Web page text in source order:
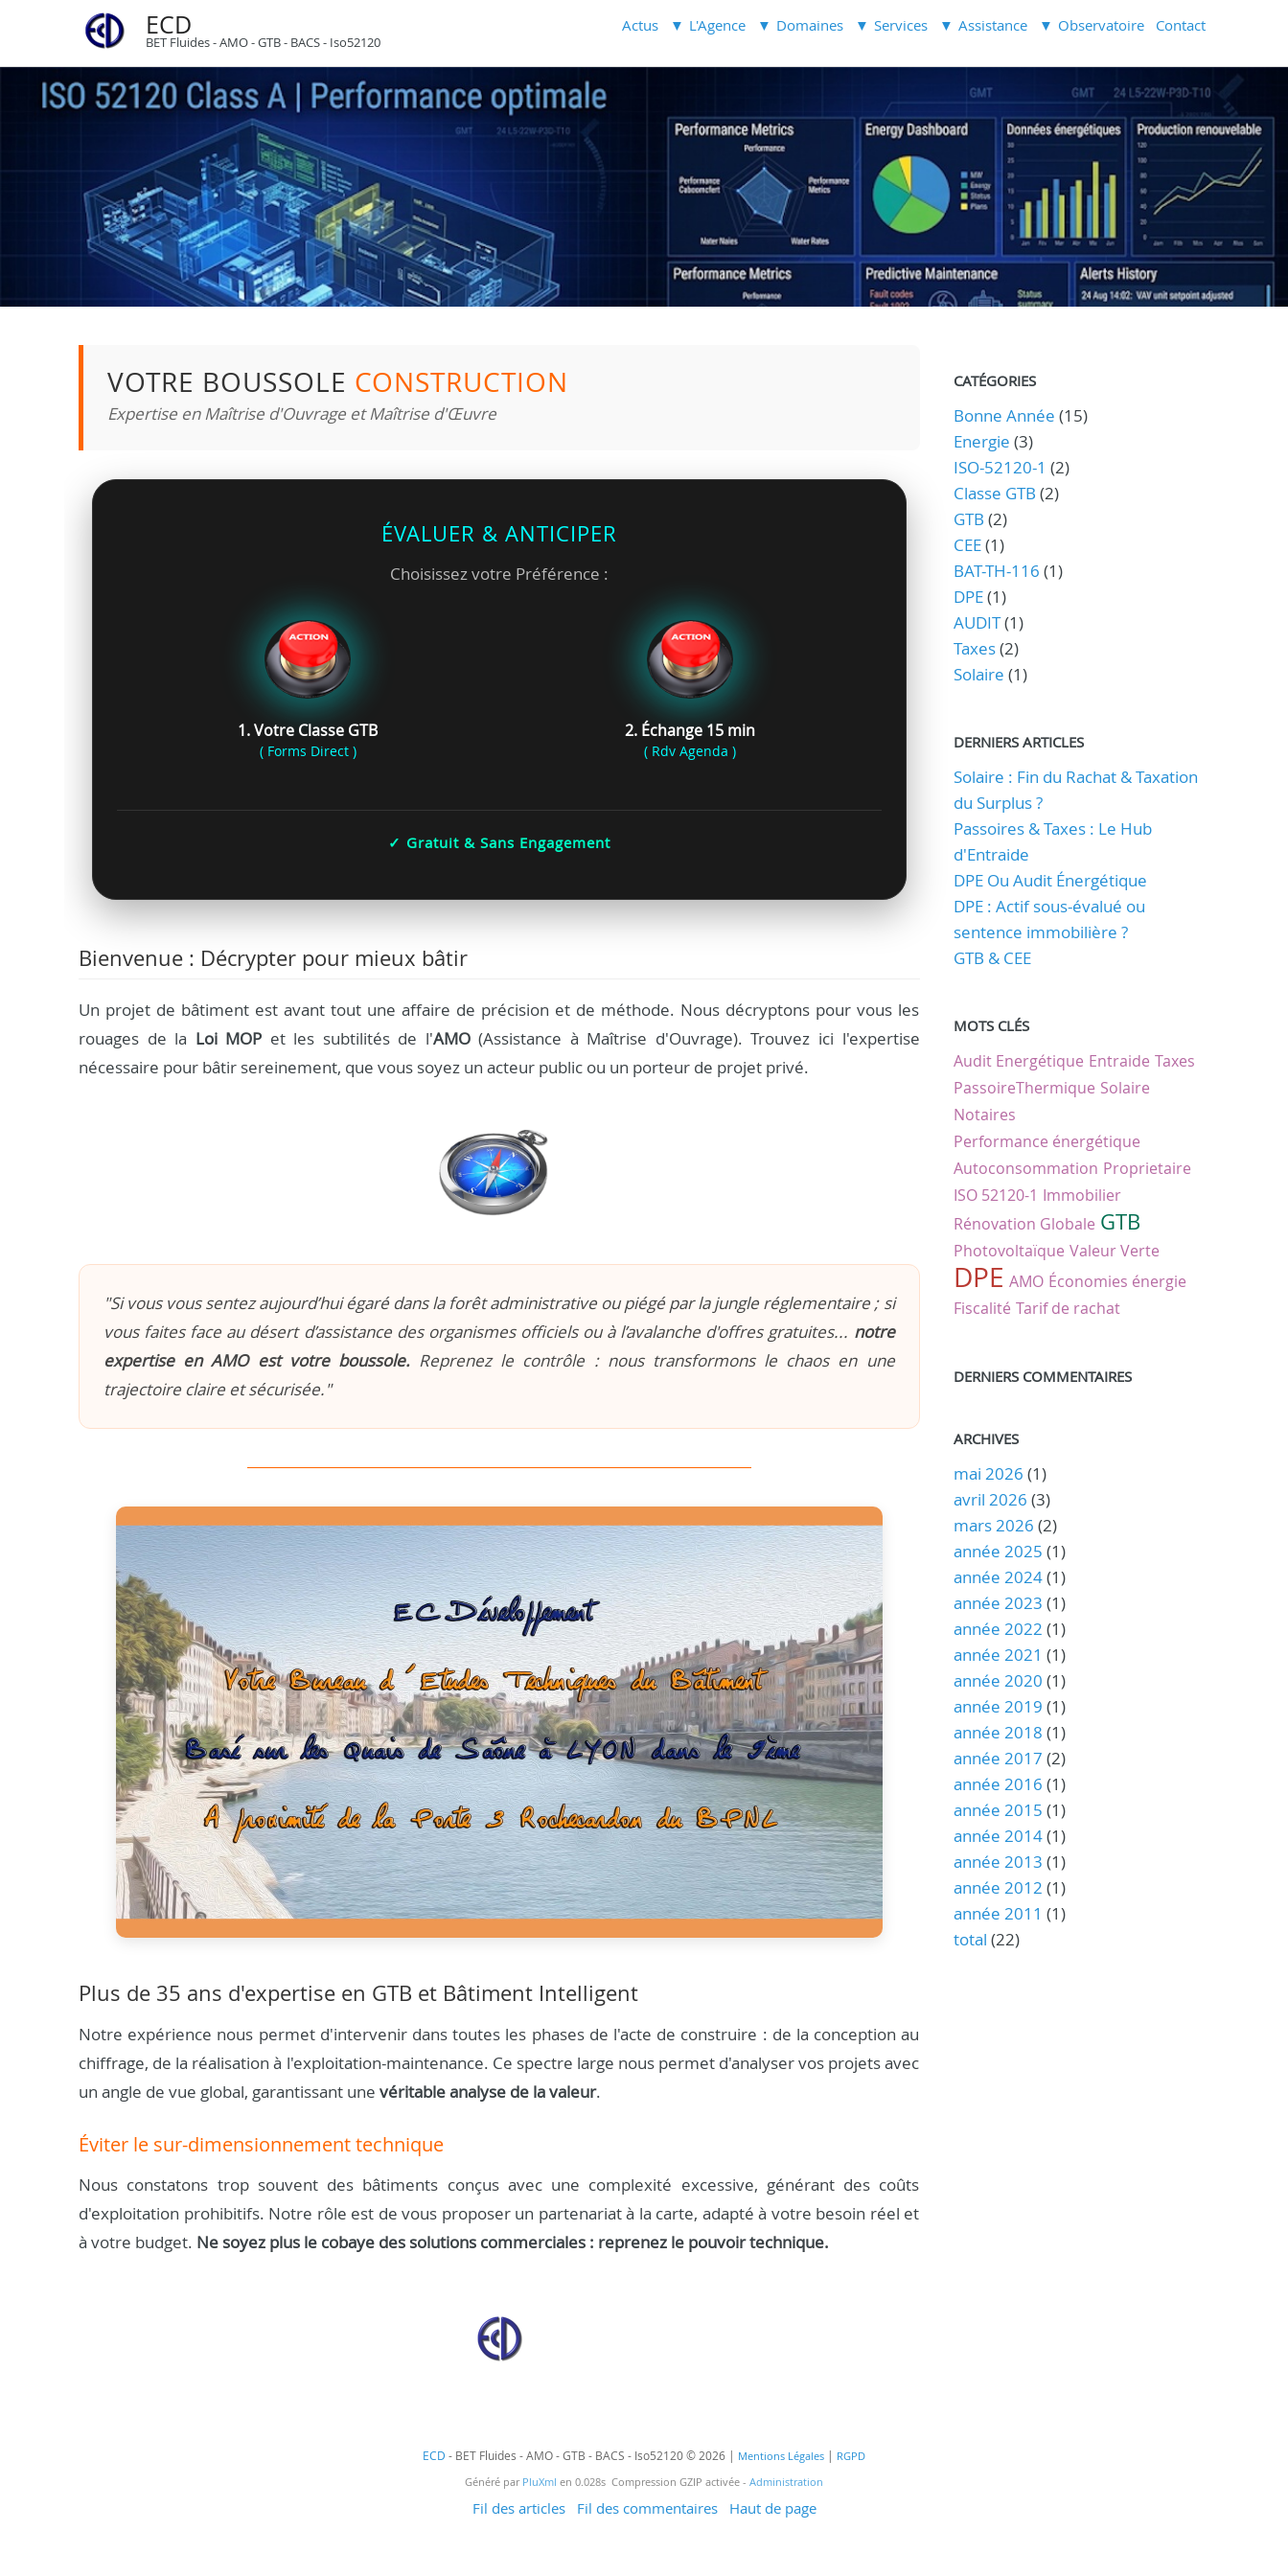
ECD
BET Fluides - AMO - GTB - BACS - Iso52120
Actus L'Agence Domaines Services Assistance Observatoire Contact
VOTRE BOUSSOLE CONSTRUCTION
Expertise en Maîtrise d'Ouvrage et Maîtrise d'Œuvre
ÉVALUER & ANTICIPER
Choisissez votre Préférence :
1. Votre Classe GTB
( Forms Direct )
2. Échange 15 min
( Rdv Agenda )
✓ Gratuit & Sans Engagement
Bienvenue : Décrypter pour mieux bâtir
Un projet de bâtiment est avant tout une affaire de précision et de méthode. Nous décryptons pour vous les
rouages de la Loi MOP et les subtilités de l'AMO(Assistance à Maîtrise d'Ouvrage). Trouvez ici l'expertise
nécessaire pour bâtir sereinement, que vous soyez un acteur public ou un porteur de projet privé.
"Si vous vous sentez aujourd’hui égaré dans la forêt administrative ou piégé par la jungle réglementaire ; si
vous faites face au désert d’assistance des organismes officiels ou à l’avalanche d'offres gratuites... notre
expertise en AMO est votre boussole.Reprenez le contrôle : nous transformons le chaos en une
trajectoire claire et sécurisée."
Plus de 35 ans d'expertise en GTB et Bâtiment Intelligent
Notre expérience nous permet d'intervenir dans toutes les phases de l'acte de construire : de la conception au
chiffrage, de la réalisation à l'exploitation-maintenance. Ce spectre large nous permet d'analyser vos projets avec
un angle de vue global, garantissant une véritable analyse de la valeur.
Éviter le sur-dimensionnement technique
Nous constatons trop souvent des bâtiments conçus avec une complexité excessive, générant des coûts
d'exploitation prohibitifs. Notre rôle est de vous proposer un partenariat à la carte, adapté à votre besoin réel et
à votre budget. Ne soyez plus le cobaye des solutions commerciales : reprenez le pouvoir technique.
CATÉGORIES
Bonne Année (15)
Energie (3)
ISO-52120-1 (2)
Classe GTB (2)
GTB (2)
CEE(1)
BAT-TH-116 (1)
DPE(1)
AUDIT(1)
Taxes(2)
Solaire (1)
DERNIERS ARTICLES
Solaire : Fin du Rachat & Taxation
du Surplus ?
Passoires & Taxes : Le Hub
d'Entraide
DPE Ou Audit Énergétique
DPE : Actif sous-évalué ou
sentence immobilière ?
GTB & CEE
MOTS CLÉS
Audit Energétique Entraide Taxes
PassoireThermique Solaire
Notaires
Performance énergétique
Autoconsommation Proprietaire
ISO 52120-1 Immobilier
Rénovation Globale GTB
Photovoltaïque Valeur Verte
DPE AMO Économies énergie
Fiscalité Tarif de rachat
DERNIERS COMMENTAIRES
ARCHIVES
mai 2026 (1)
avril 2026 (3)
mars 2026 (2)
année 2025 (1)
année 2024(1)
année 2023 (1)
année 2022 (1)
année 2021 (1)
année 2020 (1)
année 2019 (1)
année 2018 (1)
année 2017 (2)
année 2016 (1)
année 2015 (1)
année 2014(1)
année 2013 (1)
année 2012 (1)
année 2011 (1)
total (22)
ECD - BET Fluides - AMO - GTB - BACS - Iso52120 © 2026 | Mentions Légales | RGPD
Généré par PluXml en 0.028s Compression GZIP activée - Administration
Fil des articles Fil des commentaires Haut de page